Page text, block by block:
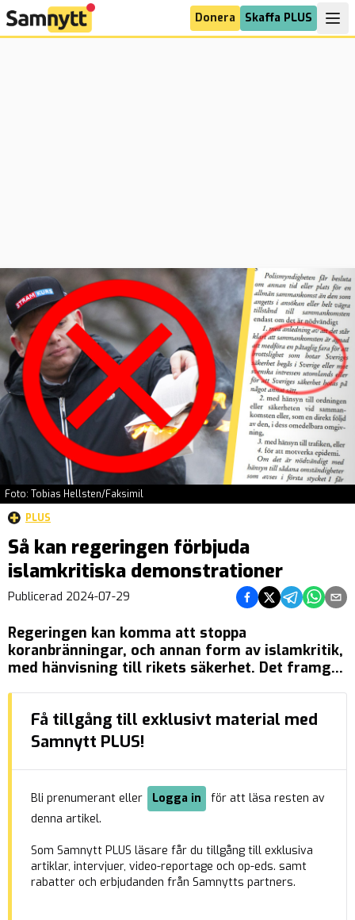
Donera Skaffa PLUS
Foto: Tobias Hellsten/Faksimil
PLUS
Så kan regeringen förbjuda
islamkritiska demonstrationer
Publicerad 2024-07-29 Dela på Facebook
Dela på Twitter
Dela på
Dela
Regeringen kan komma att stoppa
koranbränningar, och annan form av islamkritik,
med hänvisning till rikets säkerhet. Det framgår
Regeringen utsåg i september förra året
Brottsförebyggande rådets generaldirektör
Mattias Larsson som ”särskild utredare”.
Uppdraget: Se över möjligheterna att förbjuda
demonstrationer som anses […]
Få tillgång till exklusivt material med
Samnytt PLUS!
Bli prenumerant eller Logga in
för att läsa resten av
denna artikel.
Som Samnytt PLUS läsare får du tillgång till exklusiva
artiklar, intervjuer, video-reportage och op-eds. samt
rabatter och erbjudanden från Samnytts partners.